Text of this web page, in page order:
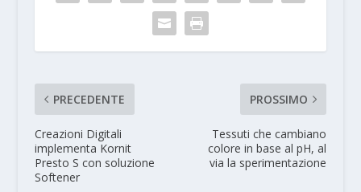
PRECEDENTE
Creazioni Digitali
implementa Kornit
Presto S con soluzione
Softener
PROSSIMO
Tessuti che cambiano
colore in base al pH, al
via la sperimentazione